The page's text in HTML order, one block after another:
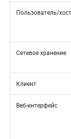
Пользователь/хост
Сетевое хранение
Клиент
Веб-интерфейс